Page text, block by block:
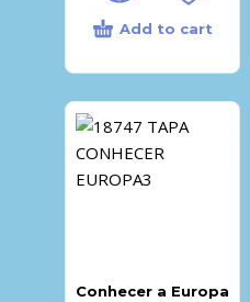
Add to cart
Conhecer a Europa